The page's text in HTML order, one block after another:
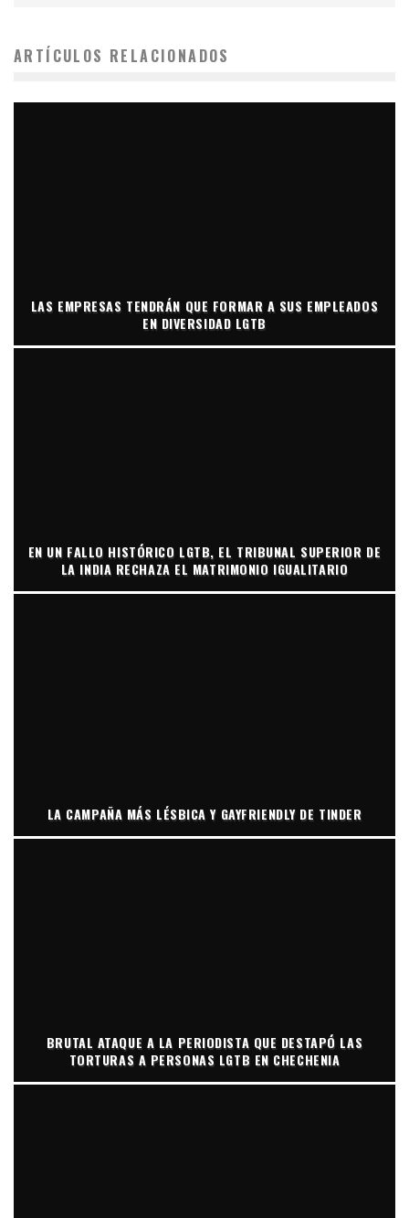
ARTÍCULOS RELACIONADOS
LAS EMPRESAS TENDRÁN QUE FORMAR A SUS EMPLEADOS
EN DIVERSIDAD LGTB
EN UN FALLO HISTÓRICO LGTB, EL TRIBUNAL SUPERIOR DE
LA INDIA RECHAZA EL MATRIMONIO IGUALITARIO
LA CAMPAÑA MÁS LÉSBICA Y GAYFRIENDLY DE TINDER
BRUTAL ATAQUE A LA PERIODISTA QUE DESTAPÓ LAS
TORTURAS A PERSONAS LGTB EN CHECHENIA